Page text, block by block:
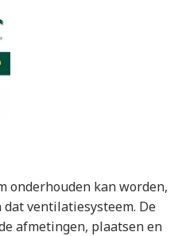
onderhouden kan worden,
ventilatiesysteem. De
afmetingen, plaatsen en